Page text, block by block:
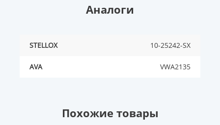
Аналоги
STELLOX 10-25242-SX
AVA VWA2135
Похожие товары